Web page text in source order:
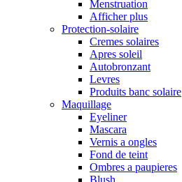
Menstruation
Afficher plus
Protection-solaire
Cremes solaires
Apres soleil
Autobronzant
Levres
Produits banc solaire
Maquillage
Eyeliner
Mascara
Vernis a ongles
Fond de teint
Ombres a paupieres
Blush